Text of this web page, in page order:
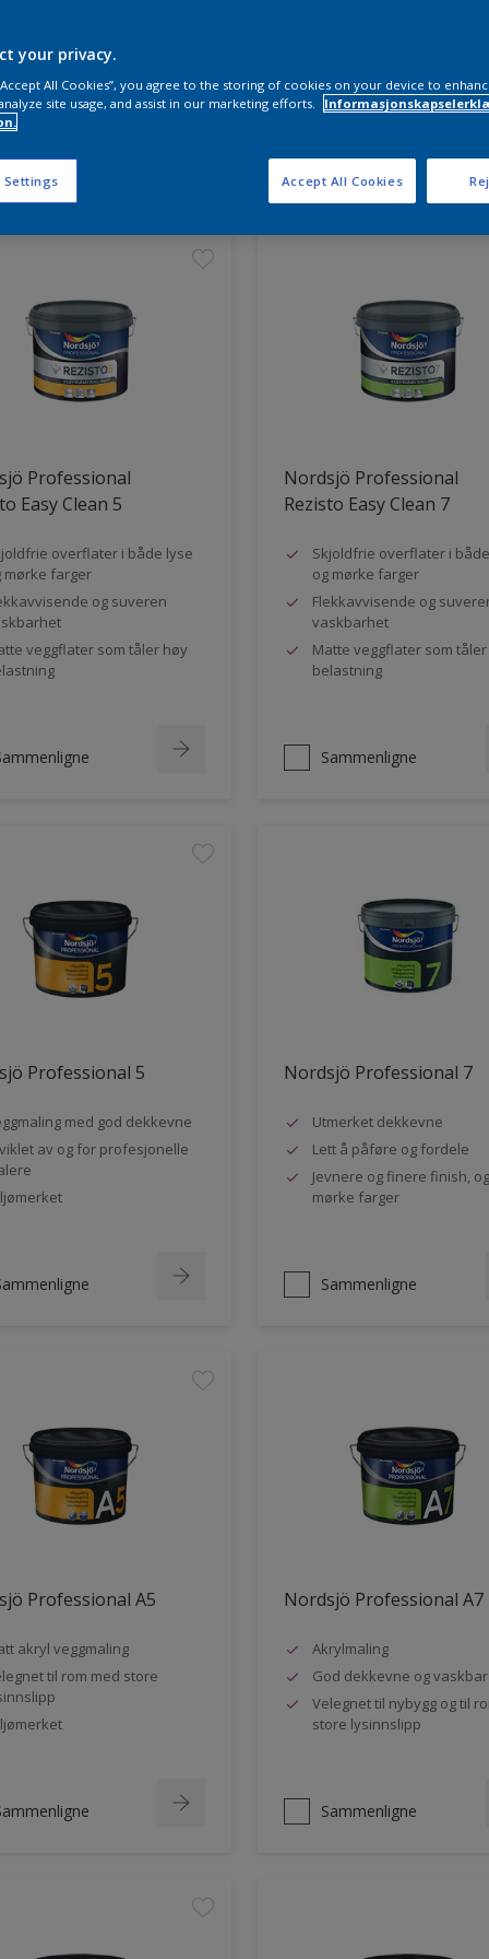
funnet
Professional
Easy Clean 5
overflater i både lyse
mørke farger
og suveren
veggflater som tåler høy
Nordsjö Professional
Rezisto Easy Clean 7
Skjoldfrie overflater i
og mørke farger
Flekkavvisende og
vaskbarhet
Matte veggflater som
belastning
Sammenligne
Professional 5
med god dekkevne
av og for profesjonelle
Nordsjö Professional 7
Utmerket dekkevne
Lett å påføre og fordele
Jevnere og finere finish,
mørke farger
Sammenligne
Professional A5
akryl veggmaling
til rom med store
Nordsjö Professional A7
Akrylmaling
God dekkevne og vaskbar
Velegnet til nybygg og til
store lysinnslipp
Sammenligne
your privacy.
All Cookies”, you agree to the storing of cookies on your device to
site usage, and assist in our marketing efforts.
Settings Accept All Cookies